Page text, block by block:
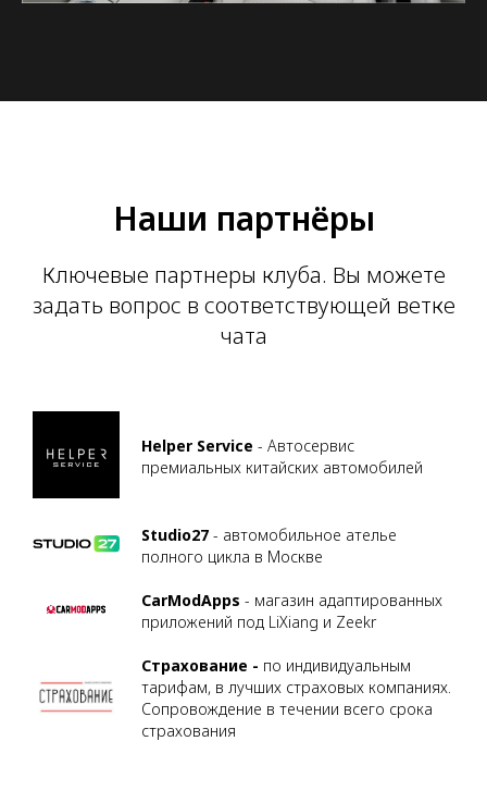
Наши партнёры
Ключевые партнеры клуба. Вы можете
задать вопрос в соответствующей ветке
чата
Helper Service - Автосервис
премиальных китайских автомобилей
Studio27 - автомобильное ателье
полного цикла в Москве
CarModApps - магазин адаптированных
приложений под LiXiang и Zeekr
Страхование - по индивидуальным
тарифам, в лучших страховых компаниях.
Сопровождение в течении всего срока
страхования